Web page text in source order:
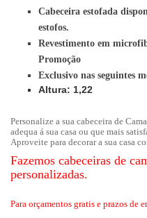
Cabeceira estofada
estofos.
Revestimento em
Promoção
Exclusivo nas seguintes
Altura: 1,22
Personalize a sua cabeceira de
adequa á sua casa ou que mais
Aproveite para decorar a sua casa
Fazemos cabeceiras de
personalizadas.
Para orçamentos gratis e prazos de